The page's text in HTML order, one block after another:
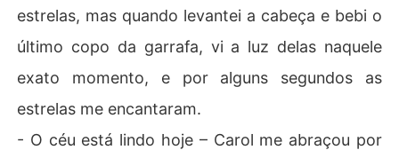
s, esse contrato improvável pode ser justamente o que
trará redenção a ele, salvação para ela... e esperança p
ara todos que ainda acreditam no amor.
estrelas, mas quando levantei a cabeça e bebi o
último copo da garrafa, vi a luz delas naquele
exato momento, e por alguns segundos as
estrelas me encantaram.
- O céu está lindo hoje – Carol me abraçou por